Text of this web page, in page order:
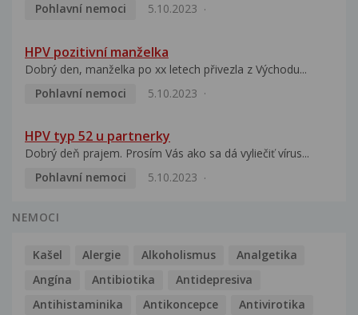
Pohlavní nemoci
5.10.2023
HPV pozitivní manželka
Dobrý den, manželka po xx letech přivezla z Východu...
Pohlavní nemoci
5.10.2023
HPV typ 52 u partnerky
Dobrý deň prajem. Prosím Vás ako sa dá vyliečiť vírus...
Pohlavní nemoci
5.10.2023
NEMOCI
Kašel Alergie Alkoholismus
Analgetika
Angína
Antibiotika
Antidepresiva
Antihistaminika
Antikoncepce Antivirotika